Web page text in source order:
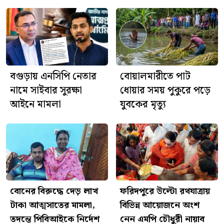
ঘিরে বিতর্ক, মিসরের ক্ষোভ
আজ শ্রীশ্রী জগন্নাথদেবের
রথযাত্রা, ফরিদপুরে দিনব্যাপী নানা
আয়োজন
বগুড়ায় এনসিপি নেতার
নামে সাইবার সুরক্ষা
আইনে মামলা
বোয়ালমারীতে পাট
ধোয়ার সময় পুকুরে পড়ে
যুবকের মৃত্যু
বোনের বিরুদ্ধে দেড় লাখ
টাকা আত্মসাতের মামলা,
তদন্তে পিবিআইকে নির্দেশ
ফরিদপুরে উল্টো রথযাত্রায়
বিভিন্ন আয়োজনে অংশ
নেন এমপি চৌধুরী নায়াব